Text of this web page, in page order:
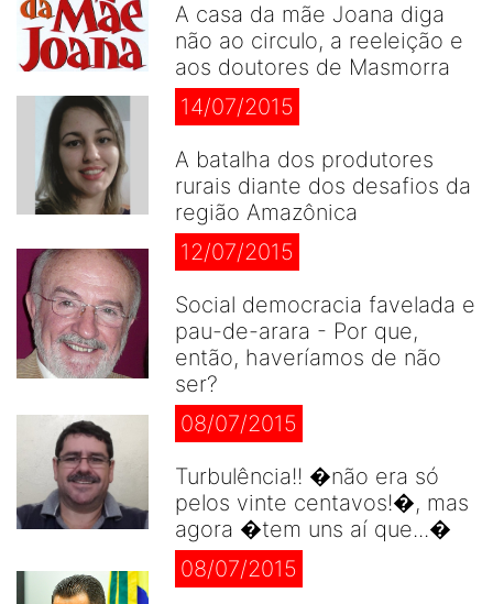
A casa da mãe Joana diga
não ao circulo, a reeleição e
aos doutores de Masmorra
14/07/2015
A batalha dos produtores
rurais diante dos desafios da
região Amazônica
12/07/2015
Social democracia favelada e
pau-de-arara - Por que,
então, haveríamos de não
ser?
08/07/2015
Turbulência!! �não era só
pelos vinte centavos!�, mas
agora �tem uns aí que...�
08/07/2015